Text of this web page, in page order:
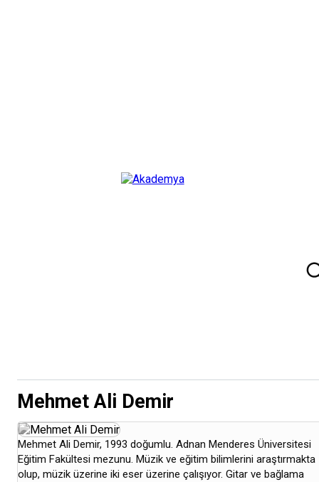
Mehmet Ali Demir
Mehmet Ali Demir, 1993 doğumlu. Adnan Menderes Üniversitesi
Eğitim Fakültesi mezunu. Müzik ve eğitim bilimlerini araştırmakta
olup, müzik üzerine iki eser üzerine çalışıyor. Gitar ve bağlama